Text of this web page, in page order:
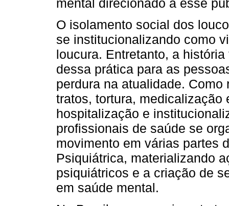
mental direcionado a esse
O isolamento social dos
se institucionalizando como
loucura. Entretanto, a
dessa prática para as
perdura na atualidade.
tratos, tortura,
hospitalização e
profissionais de saúde se
movimento em várias partes
Psiquiátrica, materializando
psiquiátricos e a criação de
em saúde mental.